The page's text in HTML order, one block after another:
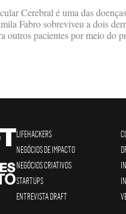
Cerebral é uma das
Fabro sobreviveu a dois
outros pacientes por meio do
LIFEHACKERS
NEGÓCIOS DE IMPACTO
NEGÓCIOS CRIATIVOS
STARTUPS
ENTREVISTA DRAFT